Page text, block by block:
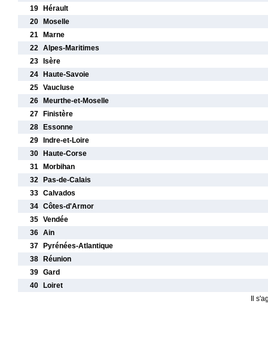
19
Hérault
20
Moselle
21
Marne
22 Alpes-Maritimes
23
Isère
24
Haute-Savoie
25 Vaucluse
26
Meurthe-et-Moselle
27
Finistère
28
Essonne
29
Indre-et-Loire
30
Haute-Corse
31
Morbihan
32
Pas-de-Calais
33 Calvados
34 Côtes-d'Armor
35 Vendée
36 Ain
37
Pyrénées-Atlantique
38
Réunion
39 Gard
40
Loiret
Il